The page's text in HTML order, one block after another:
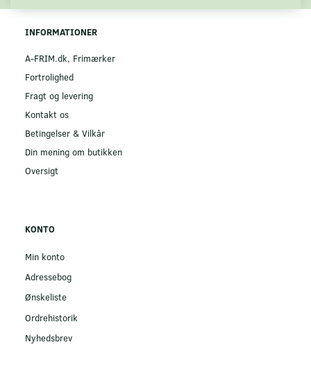
INFORMATIONER
A-FRIM.dk, Frimærker
Fortrolighed
Fragt og levering
Kontakt os
Betingelser & Vilkår
Din mening om butikken
Oversigt
KONTO
Min konto
Adressebog
Ønskeliste
Ordrehistorik
Nyhedsbrev